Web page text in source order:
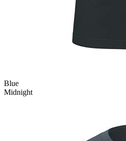
Blue
Midnight